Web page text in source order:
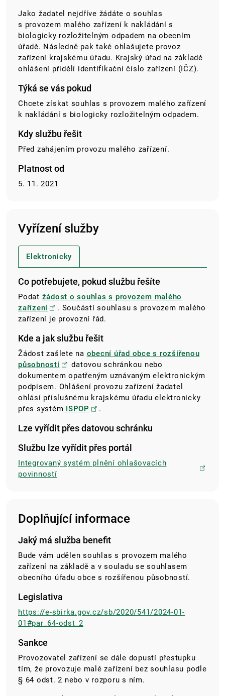
Jako žadatel nejdříve žádáte o souhlas
s provozem malého zařízení k nakládání s
biologicky rozložitelným odpadem na obecním
úřadě. Následně pak také ohlašujete provoz
zařízení krajskému úřadu. Krajský úřad na základě
ohlášení přidělí identifikační číslo zařízení (IČZ).
Týká se vás pokud
Chcete získat souhlas s provozem malého zařízení
k nakládání s biologicky rozložitelným odpadem.
Kdy službu řešit
Před zahájením provozu malého zařízení.
Platnost od
5. 11. 2021
Vyřízení služby
Elektronicky
Co potřebujete, pokud službu řešíte
Podat žádost o souhlas s provozem malého
zařízení
. Součástí souhlasu s provozem malého
zařízení je provozní řád.
Kde a jak službu řešit
Žádost zašlete na obecní úřad obce s rozšířenou
působností
datovou schránkou nebo
dokumentem opatřeným uznávaným elektronickým
podpisem. Ohlášení provozu zařízení žadatel
ohlásí příslušnému krajskému úřadu elektronicky
přes systém ISPOP .
Lze vyřídit přes datovou schránku
Službu lze vyřídit přes portál
Integrovaný systém plnění ohlašovacích
povinností
Doplňující informace
Jaký má služba benefit
Bude vám udělen souhlas s provozem malého
zařízení na základě a v souladu se souhlasem
obecního úřadu obce s rozšířenou působností.
Legislativa
https://e-sbirka.gov.cz/sb/2020/541/2024-01-
01#par_64-odst_2
Sankce
Provozovatel zařízení se dále dopustí přestupku
tím, že provozuje malé zařízení bez souhlasu podle
§ 64 odst. 2 nebo v rozporu s ním.